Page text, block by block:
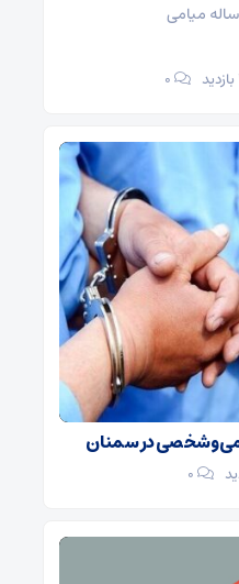
۰
و شخصی در سمنان
۰